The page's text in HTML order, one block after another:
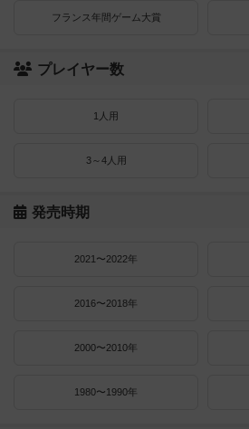
フランス年間ゲーム大賞
プレイヤー数
1人用
3～4人用
発売時期
2021〜2022年
2016〜2018年
2000〜2010年
1980〜1990年